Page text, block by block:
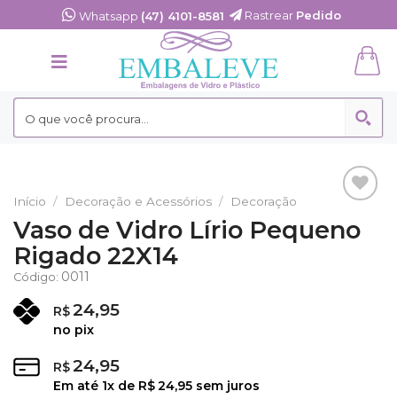
to
content
Whatsapp (47) 4101-8581 Rastrear Pedido
aos
Início / Decoração e Acessórios / Decoração
Vaso de Vidro Lírio Pequeno
Rigado 22X14
Código: 0011
R$24,95
no pix
R$24,95
Em até 1x de R$24,95 sem juros